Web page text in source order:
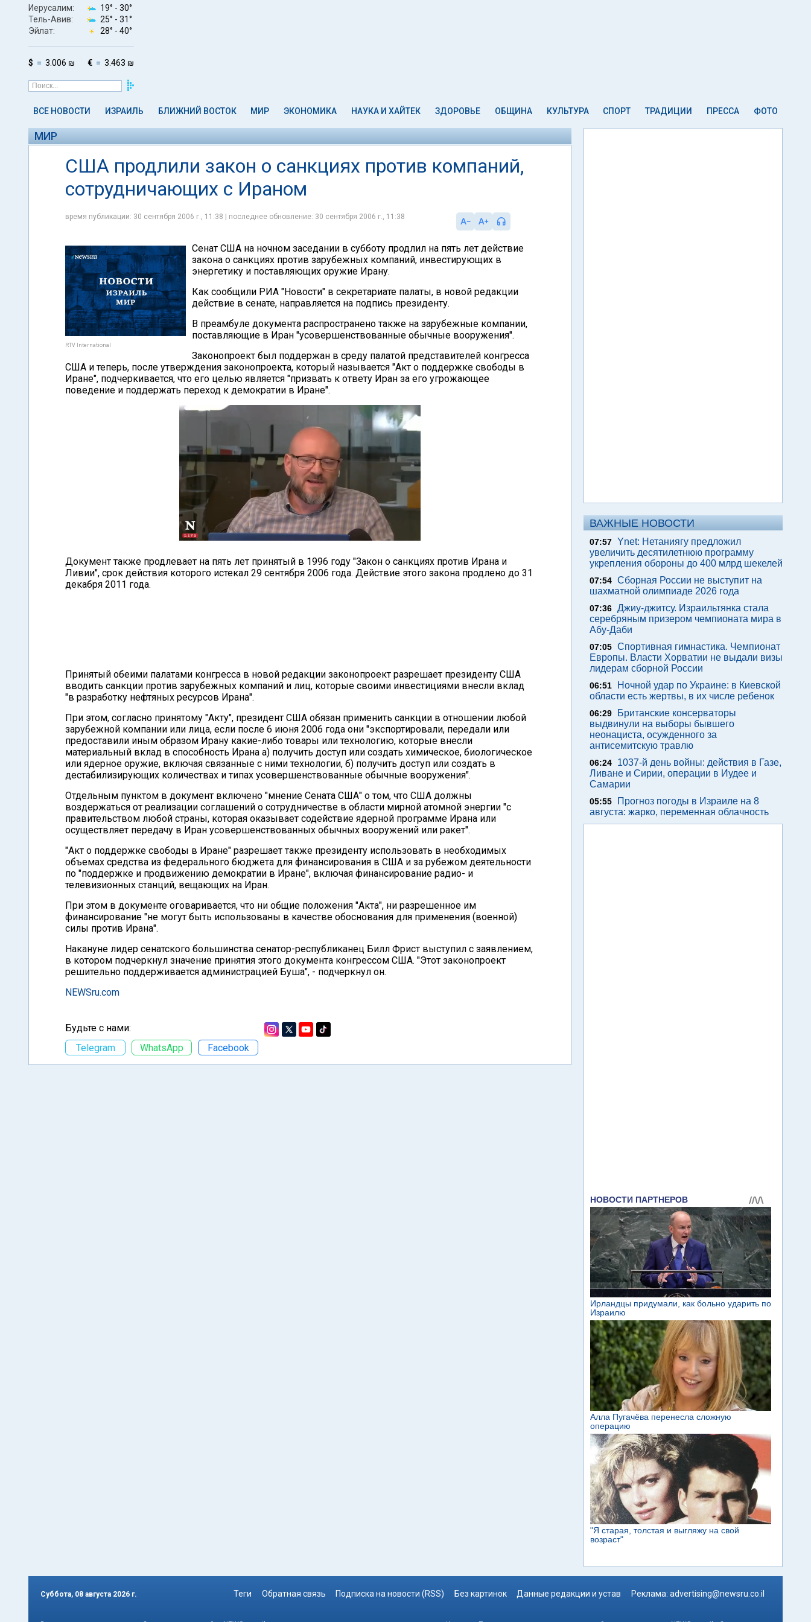
Иерусалим: 19° - 30°
Тель-Авив:
25° - 31°
Эйлат:
28° - 40°
$ 3.006 ₪ € 3.463 ₪
ВСЕ НОВОСТИ ИЗРАИЛЬ БЛИЖНИЙ ВОСТОК МИР ЭКОНОМИКА НАУКА И ХАЙТЕК ЗДОРОВЬЕ ОБЩИНА КУЛЬТУРА СПОРТ ТРАДИЦИИ ПРЕССА ФОТО
МИР
США продлили закон о санкциях против компаний,
сотрудничающих с Ираном
время публикации: 30 сентября 2006 г., 11:38 | последнее обновление: 30 сентября 2006 г., 11:38
RTV International
Сенат США на ночном заседании в субботу продлил на пять лет действие
закона о санкциях против зарубежных компаний, инвестирующих в
энергетику и поставляющих оружие Ирану.
Как сообщили РИА "Новости" в секретариате палаты, в новой редакции
действие в сенате, направляется на подпись президенту.
В преамбуле документа распространено также на зарубежные компании,
поставляющие в Иран "усовершенствованные обычные вооружения".
Законопроект был поддержан в среду палатой представителей конгресса
США и теперь, после утверждения законопроекта, который называется "Акт о поддержке свободы в
Иране", подчеркивается, что его целью является "призвать к ответу Иран за его угрожающее
поведение и поддержать переход к демократии в Иране".
Документ также продлевает на пять лет принятый в 1996 году "Закон о санкциях против Ирана и
Ливии", срок действия которого истекал 29 сентября 2006 года. Действие этого закона продлено до 31
декабря 2011 года.
Принятый обеими палатами конгресса в новой редакции законопроект разрешает президенту США
вводить санкции против зарубежных компаний и лиц, которые своими инвестициями внесли вклад
"в разработку нефтяных ресурсов Ирана".
При этом, согласно принятому "Акту", президент США обязан применить санкции в отношении любой
зарубежной компании или лица, если после 6 июня 2006 года они "экспортировали, передали или
предоставили иным образом Ирану какие-либо товары или технологию, которые внесли
материальный вклад в способность Ирана а) получить доступ или создать химическое, биологическое
или ядерное оружие, включая связанные с ними технологии, б) получить доступ или создать в
дестабилизирующих количествах и типах усовершенствованные обычные вооружения".
Отдельным пунктом в документ включено "мнение Сената США" о том, что США должны
воздержаться от реализации соглашений о сотрудничестве в области мирной атомной энергии "с
правительством любой страны, которая оказывает содействие ядерной программе Ирана или
осуществляет передачу в Иран усовершенствованных обычных вооружений или ракет".
"Акт о поддержке свободы в Иране" разрешает также президенту использовать в необходимых
объемах средства из федерального бюджета для финансирования в США и за рубежом деятельности
по "поддержке и продвижению демократии в Иране", включая финансирование радио- и
телевизионных станций, вещающих на Иран.
При этом в документе оговаривается, что ни общие положения "Акта", ни разрешенное им
финансирование "не могут быть использованы в качестве обоснования для применения (военной)
силы против Ирана".
Накануне лидер сенатского большинства сенатор-республиканец Билл Фрист выступил с заявлением,
в котором подчеркнул значение принятия этого документа конгрессом США. "Этот законопроект
решительно поддерживается администрацией Буша", - подчеркнул он.
NEWSru.com
Будьте с нами:
Telegram
WhatsApp Facebook
ВАЖНЫЕ НОВОСТИ
07:57 Ynet: Нетаниягу предложил
увеличить десятилетнюю программу
укрепления обороны до 400 млрд шекелей
07:54 Сборная России не выступит на
шахматной олимпиаде 2026 года
07:36 Джиу-джитсу. Израильтянка стала
серебряным призером чемпионата мира в
Абу-Даби
07:05 Спортивная гимнастика. Чемпионат
Европы. Власти Хорватии не выдали визы
лидерам сборной России
06:51
Ночной удар по Украине: в Киевской
области есть жертвы, в их числе ребенок
06:29
Британские консерваторы
выдвинули на выборы бывшего
неонациста, осужденного за
антисемитскую травлю
06:24
1037-й день войны: действия в Газе,
Ливане и Сирии, операции в Иудее и
Самарии
05:55
Прогноз погоды в Израиле на 8
августа: жарко, переменная облачность
Суббота, 08 августа 2026 г. Теги Обратная связь Подписка на новости (RSS) Без картинок Данные редакции и устав Реклама: advertising@newsru.co.il